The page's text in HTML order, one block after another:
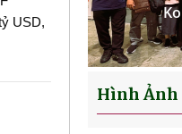
USD,
Hình Ảnh